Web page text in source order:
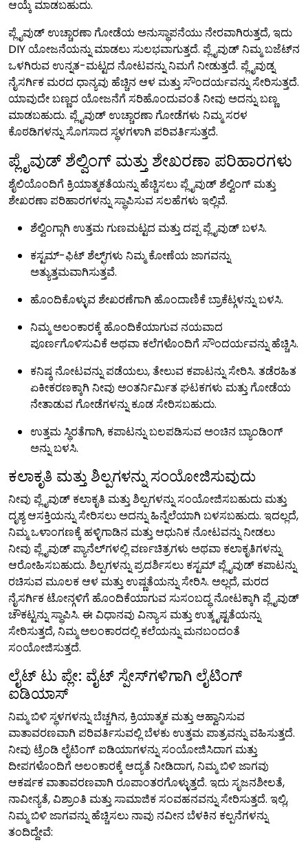
ಆಯ್ಕೆ ಮಾಡಬಹುದು.
ಪ್ಲೈವುಡ್ ಉಚ್ಚಾರಣಾ ಗೋಡೆಯ ಅನುಸ್ಥಾಪನೆಯು ನೇರವಾಗಿರುತ್ತದೆ, ಇದು
DIY ಯೋಜನೆಯನ್ನು ಮಾಡಲು ಸುಲಭವಾಗುತ್ತದೆ. ಪ್ಲೈವುಡ್ ನಿಮ್ಮ ಬಜೆಟ್‌ನ
ಒಳಗಿರುವ ಉನ್ನತ-ಮಟ್ಟದ ನೋಟವನ್ನು ನಿಮಗೆ ನೀಡುತ್ತದೆ. ಪ್ಲೈವುಡ್ನ
ನೈಸರ್ಗಿಕ ಮರದ ಧಾನ್ಯವು ಹೆಚ್ಚಿನ ಆಳ ಮತ್ತು ಸೌಂದರ್ಯವನ್ನು ಸೇರಿಸುತ್ತದೆ.
ಯಾವುದೇ ಬಣ್ಣದ ಯೋಜನೆಗೆ ಸರಿಹೊಂದುವಂತೆ ನೀವು ಅದನ್ನು ಬಣ್ಣ
ಮಾಡಬಹುದು. ಪ್ಲೈವುಡ್ ಉಚ್ಚಾರಣಾ ಗೋಡೆಗಳು ನಿಮ್ಮ ಸರಳ
ಕೊಠಡಿಗಳನ್ನು ಸೊಗಸಾದ ಸ್ಥಳಗಳಾಗಿ ಪರಿವರ್ತಿಸುತ್ತದೆ.
ಪ್ಲೈವುಡ್ ಶೆಲ್ವಿಂಗ್ ಮತ್ತು ಶೇಖರಣಾ ಪರಿಹಾರಗಳು
ಶೈಲಿಯೊಂದಿಗೆ ಕ್ರಿಯಾತ್ಮಕತೆಯನ್ನು ಹೆಚ್ಚಿಸಲು ಪ್ಲೈವುಡ್ ಶೆಲ್ವಿಂಗ್ ಮತ್ತು
ಶೇಖರಣಾ ಪರಿಹಾರಗಳನ್ನು ಸ್ಥಾಪಿಸುವ ಸಲಹೆಗಳು ಇಲ್ಲಿವೆ.
ಶೆಲ್ವಿಂಗ್ಗಾಗಿ ಉತ್ತಮ ಗುಣಮಟ್ಟದ ಮತ್ತು ದಪ್ಪ ಪ್ಲೈವುಡ್ ಬಳಸಿ.
ಕಸ್ಟಮ್-ಫಿಟ್ ಶೆಲ್ಫ್‌ಗಳು ನಿಮ್ಮ ಕೋಣೆಯ ಜಾಗವನ್ನು
ಅತ್ಯುತ್ತಮವಾಗಿಸುತ್ತವೆ.
ಹೊಂದಿಕೊಳ್ಳುವ ಶೇಖರಣೆಗಾಗಿ ಹೊಂದಾಣಿಕೆ ಬ್ರಾಕೆಟ್ಗಳನ್ನು ಬಳಸಿ.
ನಿಮ್ಮ ಅಲಂಕಾರಕ್ಕೆ ಹೊಂದಿಕೆಯಾಗುವ ನಯವಾದ
ಪೂರ್ಣಗೊಳಿಸುವಿಕೆ ಅಥವಾ ಕಲೆಗಳೊಂದಿಗೆ ಸೌಂದರ್ಯವನ್ನು ಹೆಚ್ಚಿಸಿ.
ಕನಿಷ್ಠ ನೋಟವನ್ನು ಪಡೆಯಲು, ತೇಲುವ ಕಪಾಟನ್ನು ಸೇರಿಸಿ. ತಡೆರಹಿತ
ಏಕೀಕರಣಕ್ಕಾಗಿ ನೀವು ಅಂತರ್ನಿರ್ಮಿತ ಘಟಕಗಳು ಮತ್ತು ಗೋಡೆಯ
ನೇತಾಡುವ ಗೋಡೆಗಳನ್ನು ಕೂಡ ಸೇರಿಸಬಹುದು.
ಉತ್ತಮ ಸ್ಥಿರತೆಗಾಗಿ, ಕಪಾಟನ್ನು ಬಲಪಡಿಸುವ ಅಂಚಿನ ಬ್ಯಾಂಡಿಂಗ್
ಅನ್ನು ಬಳಸಿ.
ಕಲಾಕೃತಿ ಮತ್ತು ಶಿಲ್ಪಗಳನ್ನು ಸಂಯೋಜಿಸುವುದು
ನೀವು ಪ್ಲೈವುಡ್ ಕಲಾಕೃತಿ ಮತ್ತು ಶಿಲ್ಪಗಳನ್ನು ಸಂಯೋಜಿಸಬಹುದು ಮತ್ತು
ದೃಶ್ಯ ಆಸಕ್ತಿಯನ್ನು ಸೇರಿಸಲು ಅದನ್ನು ಹಿನ್ನೆಲೆಯಾಗಿ ಬಳಸಬಹುದು. ಇದಲ್ಲದೆ,
ನಿಮ್ಮ ಒಳಾಂಗಣಕ್ಕೆ ಹಳ್ಳಿಗಾಡಿನ ಮತ್ತು ಆಧುನಿಕ ನೋಟವನ್ನು ನೀಡಲು
ನೀವು ಪ್ಲೈವುಡ್ ಪ್ಯಾನೆಲ್‌ಗಳಲ್ಲಿ ವರ್ಣಚಿತ್ರಗಳು ಅಥವಾ ಕಲಾಕೃತಿಗಳನ್ನು
ಆರೋಹಿಸಬಹುದು. ಶಿಲ್ಪಗಳನ್ನು ಪ್ರದರ್ಶಿಸಲು ಕಸ್ಟಮ್ ಪ್ಲೈವುಡ್ ಕಪಾಟನ್ನು
ರಚಿಸುವ ಮೂಲಕ ಆಳ ಮತ್ತು ಉಷ್ಣತೆಯನ್ನು ಸೇರಿಸಿ. ಅಲ್ಲದೆ, ಮರದ
ನೈಸರ್ಗಿಕ ಟೋನ್ಗಳಿಗೆ ಹೊಂದಿಕೆಯಾಗುವ ಸುಸಂಬದ್ಧ ನೋಟಕ್ಕಾಗಿ ಪ್ಲೈವುಡ್
ಚೌಕಟ್ಟನ್ನು ಸ್ಥಾಪಿಸಿ. ಈ ವಿಧಾನವು ವಿನ್ಯಾಸ ಮತ್ತು ಉತ್ಕೃಷ್ಟತೆಯನ್ನು
ಸೇರಿಸುತ್ತದೆ, ನಿಮ್ಮ ಅಲಂಕಾರದಲ್ಲಿ ಕಲೆಯನ್ನು ಮನಬಂದಂತೆ
ಸಂಯೋಜಿಸುತ್ತದೆ.
ಲೈಟ್ ಟು ಪ್ಲೇ: ವೈಟ್ ಸ್ಪೇಸ್‌ಗಳಿಗಾಗಿ ಲೈಟಿಂಗ್
ಐಡಿಯಾಸ್
ನಿಮ್ಮ ಬಿಳಿ ಸ್ಥಳಗಳನ್ನು ಬೆಚ್ಚಗಿನ, ಕ್ರಿಯಾತ್ಮಕ ಮತ್ತು ಆಹ್ವಾನಿಸುವ
ವಾತಾವರಣವಾಗಿ ಪರಿವರ್ತಿಸುವಲ್ಲಿ ಬೆಳಕು ಉತ್ತಮ ಪಾತ್ರವನ್ನು ವಹಿಸುತ್ತದೆ.
ನೀವು ಟ್ರೆಂಡಿ ಲೈಟಿಂಗ್ ಐಡಿಯಾಗಳನ್ನು ಸಂಯೋಜಿಸಿದಾಗ ಮತ್ತು
ದೀಪಗಳೊಂದಿಗೆ ಅಲಂಕಾರಕ್ಕೆ ಆದ್ಯತೆ ನೀಡಿದಾಗ, ನಿಮ್ಮ ಬಿಳಿ ಜಾಗವು
ಆಕರ್ಷಕ ವಾತಾವರಣವಾಗಿ ರೂಪಾಂತರಗೊಳ್ಳುತ್ತದೆ. ಇದು ಸೃಜನಶೀಲತೆ,
ನಾವೀನ್ಯತೆ, ವಿಶ್ರಾಂತಿ ಮತ್ತು ಸಾಮಾಜಿಕ ಸಂವಹನವನ್ನು ಸೇರಿಸುತ್ತದೆ. ಇಲ್ಲಿ,
ನಿಮ್ಮ ಬಿಳಿ ಜಾಗವನ್ನು ಹೆಚ್ಚಿಸಲು ನಾವು ನವೀನ ಬೆಳಕಿನ ಕಲ್ಪನೆಗಳನ್ನು
ತಂದಿದ್ದೇವೆ: